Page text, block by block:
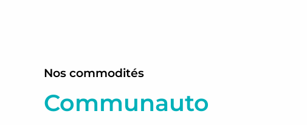
Nos commodités
Communauto